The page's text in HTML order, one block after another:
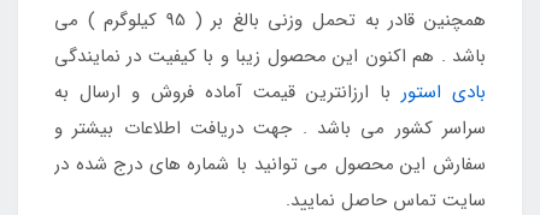
همچنین قادر به تحمل وزنی بالغ بر ( 95 کیلوگرم ) می
باشد . هم اکنون این محصول زیبا و با کیفیت در نمایندگی
بادی استور با ارزانترین قیمت آماده فروش و ارسال به
سراسر کشور می باشد . جهت دریافت اطلاعات بیشتر و
سفارش این محصول می توانید با شماره های درج شده در
سایت تماس حاصل نمایید.